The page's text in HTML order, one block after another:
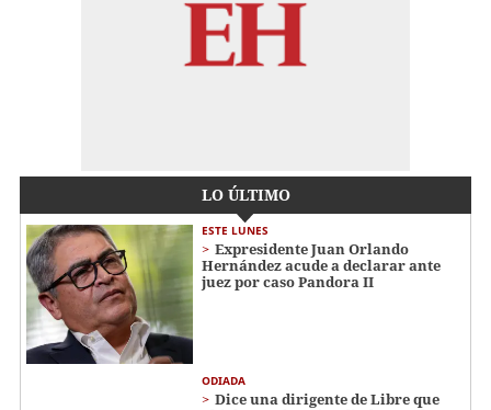
LO ÚLTIMO
ESTE LUNES
Expresidente Juan Orlando
Hernández acude a declarar ante
juez por caso Pandora II
ODIADA
Dice una dirigente de Libre que